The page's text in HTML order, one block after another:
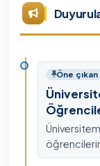
Öne çıkan
211 75 75